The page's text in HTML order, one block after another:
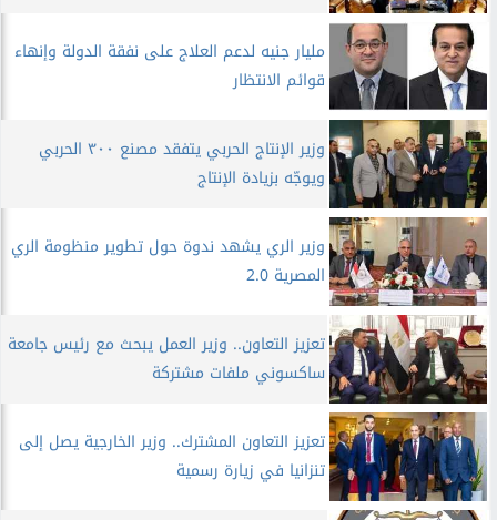
مليار جنيه لدعم العلاج على نفقة الدولة وإنهاء
قوائم الانتظار
وزير الإنتاج الحربي يتفقد مصنع ٣٠٠ الحربي
ويوجّه بزيادة الإنتاج
وزير الري يشهد ندوة حول تطوير منظومة الري
المصرية 2.0
تعزيز التعاون.. وزير العمل يبحث مع رئيس جامعة
ساكسوني ملفات مشتركة
تعزيز التعاون المشترك.. وزير الخارجية يصل إلى
تنزانيا في زيارة رسمية